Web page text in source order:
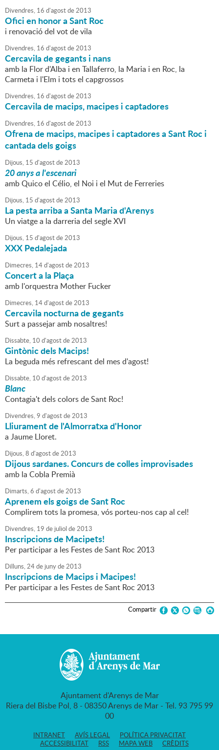
Divendres, 16 d'agostde2013
Ofici en honor a Sant Roc
i renovació del vot de vila
Divendres, 16 d'agostde2013
Cercavila de gegants i nans
amb la Flor d'Alba i en Tallaferro, la Maria i en Roc, la
Carmeta i l'Elm i tots el capgrossos
Divendres, 16 d'agostde2013
Cercavila de macips, macipes i captadores
Divendres, 16 d'agostde2013
Ofrena de macips, macipes i captadores a Sant Roc i
cantada dels goigs
Dijous, 15 d'agostde2013
20 anys a l'escenari
amb Quico el Célio, el Noi i el Mut de Ferreries
Dijous, 15 d'agostde2013
La pesta arriba a Santa Maria d'Arenys
Un viatge a la darreria del segle XVI
Dijous, 15 d'agostde2013
XXX Pedalejada
Dimecres, 14d'agostde2013
Concert a la Plaça
amb l'orquestra Mother Fucker
Dimecres, 14d'agostde2013
Cercavila nocturna de gegants
Surt a passejar amb nosaltres!
Dissabte, 10 d'agostde2013
Gintònic dels Macips!
La beguda més refrescant del mes d'agost!
Dissabte, 10 d'agostde2013
Blanc
Contagia't dels colors de Sant Roc!
Divendres,9 d'agostde2013
Lliurament de l'Almorratxa d'Honor
a Jaume Lloret.
Dijous,8 d'agostde2013
Dijous sardanes. Concurs de colles improvisades
amb la Cobla Premià
Dimarts,6 d'agostde2013
Aprenem els goigs de Sant Roc
Complirem tots la promesa, vós porteu-nos cap al cel!
Divendres, 19 de juliol de2013
Inscripcions de Macipets!
Per participar a les Festes de Sant Roc 2013
Dilluns,24de junyde2013
Inscripcions de Macips i Macipes!
Per participar a les Festes de Sant Roc 2013
Compartir
Ajuntament d'Arenys de Mar
Riera del Bisbe Pol, 8 - 08350 Arenys de Mar - Tel. 93 795 99
00
INTRANET AVÍS LEGAL
POLÍTICA PRIVACITAT
ACCESSIBILITAT
RSS MAPA WEB CRÈDITS